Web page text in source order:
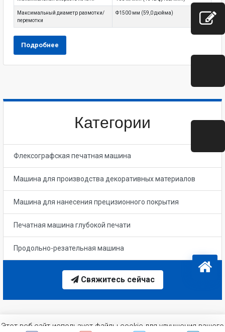
Максимальный диаметр размотки/
перемотки
Φ1500 мм (59,0 дюйма)
Подробнее
Категории
Флексографская печатная машина
Машина для производства декоративных материалов
Машина для нанесения прецизионного покрытия
Печатная машина глубокой печати
Продольно-резательная машина
Свяжитесь сейчас
Этот веб-сайт использует файлы cookie для улучшения вашего